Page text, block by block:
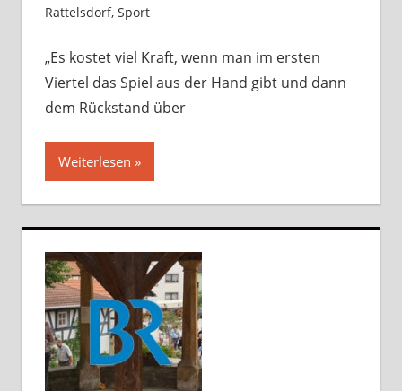
Rattelsdorf, Sport
„Es kostet viel Kraft, wenn man im ersten
Viertel das Spiel aus der Hand gibt und dann
dem Rückstand über
Weiterlesen